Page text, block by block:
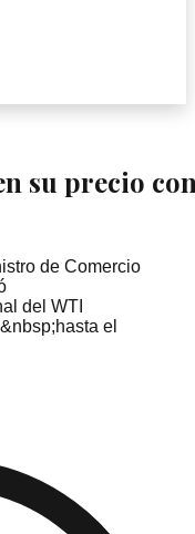
su precio
de Comercio
del WTI
el